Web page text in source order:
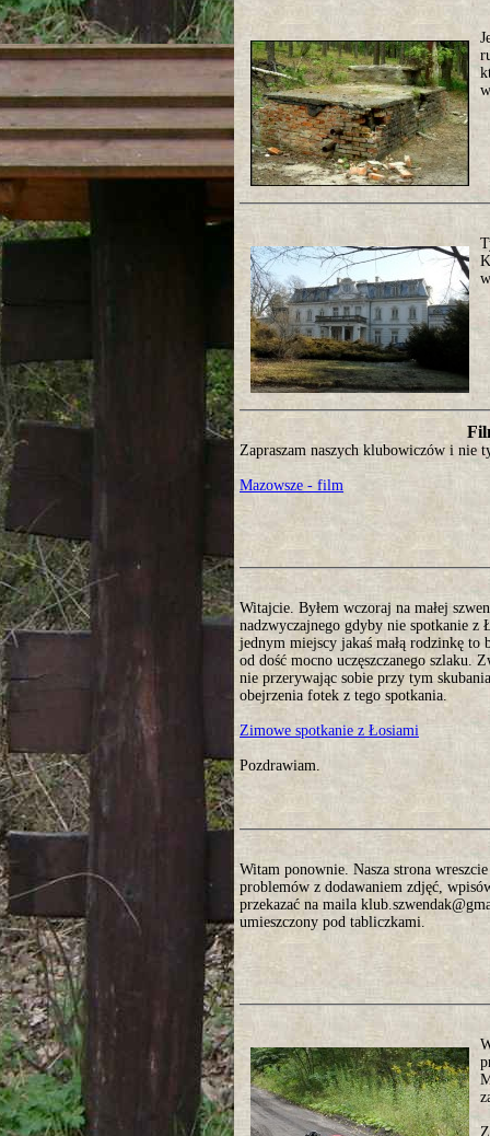
Zapraszam naszych klubowiczów i nie
Mazowsze - film
Witajcie. Byłem wczoraj na małej
nadzwyczajnego gdyby nie spotkanie
jednym miejscy jakaś małą rodzinkę to
od dość mocno uczęszczanego szlaku.
nie przerywając sobie przy tym
obejrzenia fotek z tego spotkania.
Zimowe spotkanie z Łosiami
Pozdrawiam.
Witam ponownie. Nasza strona
problemów z dodawaniem zdjęć,
przekazać na maila
umieszczony pod tabliczkami.